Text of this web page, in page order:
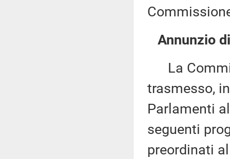
Annunzio
La
trasmesso,
Parlamenti
seguenti
preordinati